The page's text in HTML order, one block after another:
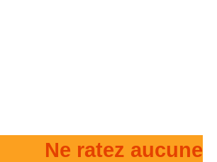
Ne ratez aucune